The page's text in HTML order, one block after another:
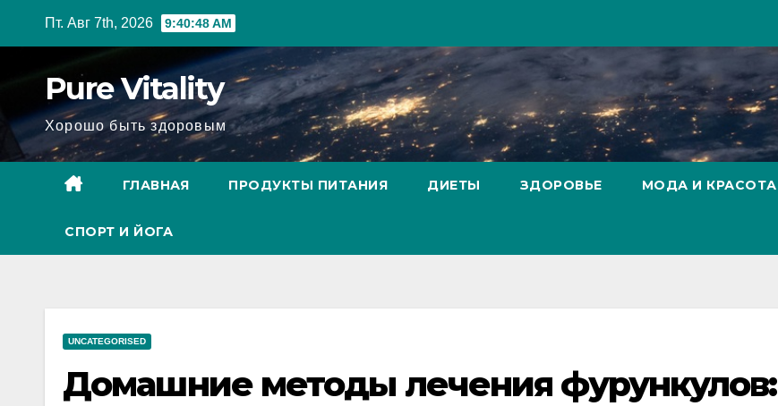
Пт. Авг 7th, 2026 9:40:49 AM
Pure Vitality
Хорошо быть здоровым
ГЛАВНАЯ ПРОДУКТЫ ПИТАНИЯ ДИЕТЫ ЗДОРОВЬЕ МОДА И КРАСОТА
СПОРТ И ЙОГА
UNCATEGORISED
Домашние методы лечения фурункулов: